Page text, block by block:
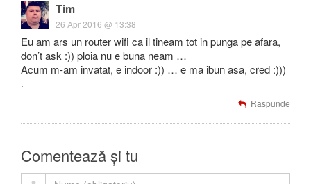
Tim
26 Apr 2016 @ 13:38
Eu am ars un router wifi ca il tineam tot in punga pe afara,
don’t ask :)) ploia nu e buna neam …
Acum m-am invatat, e indoor :)) … e ma ibun asa, cred :)))
.
Raspunde
Comentează și tu